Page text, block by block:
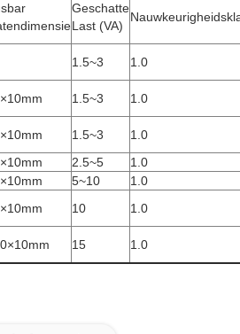
Geschatte
Last (VA)
1.5~3
1.0
1.5~3
1.0
1.5~3
1.0
2.5~5
1.0
5~10
1.0
10
1.0
15 1.0